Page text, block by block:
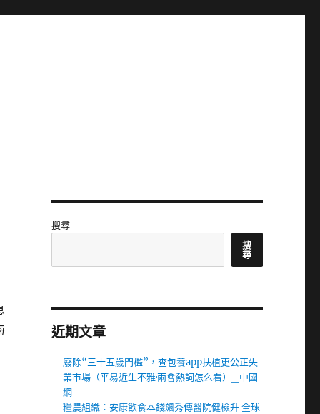
搜尋
搜
尋
近期文章
廢除“三十五歲門檻”，查包養app扶植更公正失
業市場（平易近生不雅·兩會熱詞怎么看）_中國
網
糧農組織：安康飲食本錢飆秀傳醫院健檢升 全球